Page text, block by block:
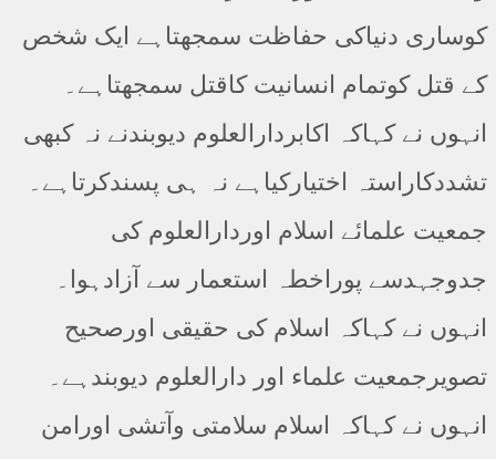
کوساری دنیاکی حفاظت سمجھتاہے ایک شخص
کے قتل کوتمام انسانیت کاقتل سمجھتاہے۔
انہوں نے کہاکہ اکابردارالعلوم دیوبندنے نہ کبھی
تشددکاراستہ اختیارکیاہے نہ ہی پسندکرتاہے۔
جمعیت علمائے اسلام اوردارالعلوم کی
جدوجہدسے پوراخطہ استعمار سے آزادہوا۔
انہوں نے کہاکہ اسلام کی حقیقی اورصحیح
تصویرجمعیت علماء اور دارالعلوم دیوبندہے۔
انہوں نے کہاکہ اسلام سلامتی وآتشی اورامن